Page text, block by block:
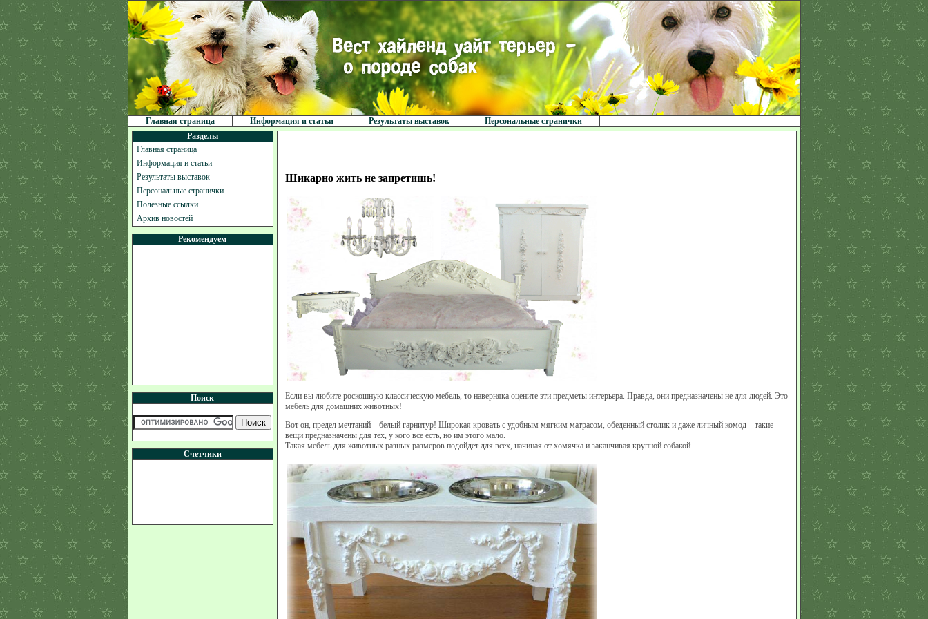
Главная страница Информация и статьи Результаты выставок
Персональные странички
Разделы
Главная страница
Информация и статьи
Результаты выставок
Персональные странички
Полезные ссылки
Архив новостей
Рекомендуем
Поиск
Счетчики
Шикарно жить не запретишь!
Если вы любите роскошную классическую мебель, то наверняка оцените эти предметы интерьера. Правда, они предназначены не для людей. Это
мебель для домашних животных!
Вот он, предел мечтаний – белый гарнитур! Широкая кровать с удобным мягким матрасом, обеденный столик и даже личный комод – такие
вещи предназначены для тех, у кого все есть, но им этого мало.
Такая мебель для животных разных размеров подойдет для всех, начиная от хомячка и заканчивая крупной собакой.